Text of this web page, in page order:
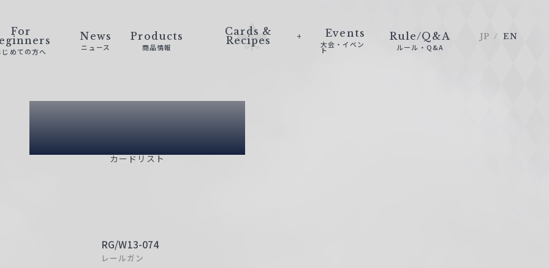
For
じめての方へ
News
ニュース
Products
商品情報
Cards &
Recipes
Events
大会・イベン
ト
Rule/Q&A
ルール・Q&A
JP EN
Card List
カードリスト
RG/W13-074
レールガン